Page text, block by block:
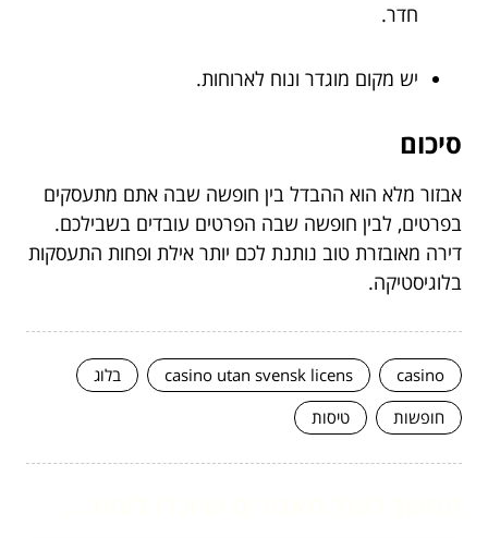
חדר.
יש מקום מוגדר ונוח לארוחות.
סיכום
אבזור מלא הוא ההבדל בין חופשה שבה אתם מתעסקים
בפרטים, לבין חופשה שבה הפרטים עובדים בשבילכם.
דירה מאובזרת טוב נותנת לכם יותר אילת ופחות התעסקות
בלוגיסטיקה.
casino
casino utan svensk licens
בלוג
חופשות
טיסות